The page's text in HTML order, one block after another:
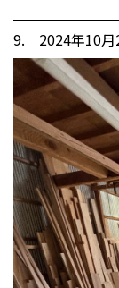
9. 2024年10月